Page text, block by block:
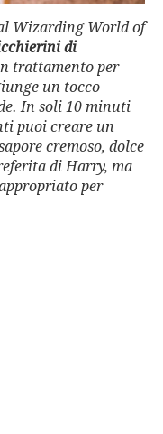
Wizarding World of
di
trattamento per
un tocco
In soli 10 minuti
puoi creare un
cremoso, dolce
di Harry, ma
per